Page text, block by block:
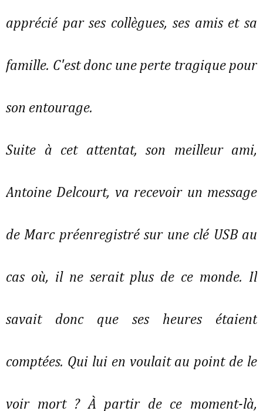
apprécié par ses collègues, ses amis et sa
famille. C'est donc une perte tragique pour
son entourage.
Suite à cet attentat, son meilleur ami,
Antoine Delcourt, va recevoir un message
de Marc préenregistré sur une clé USB au
cas où, il ne serait plus de ce monde. Il
savait donc que ses heures étaient
comptées. Qui lui en voulait au point de le
voir mort ? À partir de ce moment-là,